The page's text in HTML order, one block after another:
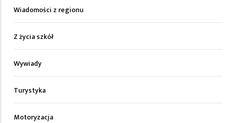
Wiadomości z regionu
Z życia szkół
Wywiady
Turystyka
Motoryzacja